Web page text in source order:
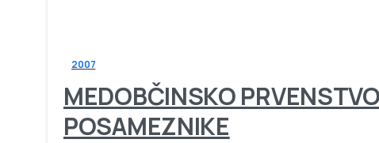
2007
MEDOBČINSKO
POSAMEZNIKE